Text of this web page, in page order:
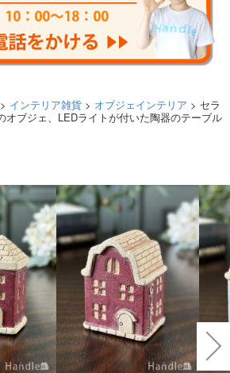
> インテリア雑貨 > オブジェインテリア > セラ
オブジェ、LEDライトが付いた陶器のテーブル